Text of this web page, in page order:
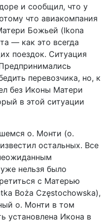
и сообщил, что у
что авиакомпания
Божьей (Ikona
— как это всегда
поездок. Ситуация
перевозчика, но, к
без Иконы Матери
в этой ситуации
о. Монти (o.
остальных. Все
нельзя было
с Матерью
Boża Częstochowska),
о. Монти в том
установлена Икона в